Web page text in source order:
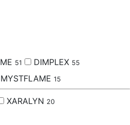
51 DIMPLEX 55
MYSTFLAME 15
XARALYN 20